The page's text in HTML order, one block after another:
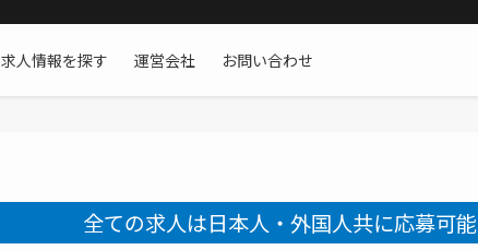
求人情報を探す 運営会社 お問い合わせ
全ての求人は日本人・外国人共に応募可能